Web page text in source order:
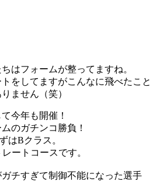
はフォームが整ってますね。
をしてますがこんなに飛べたこと
ません（笑）
今年も開催！
のガチンコ勝負！
はBクラス。
ートコースです。
チすぎて制御不能になった選手